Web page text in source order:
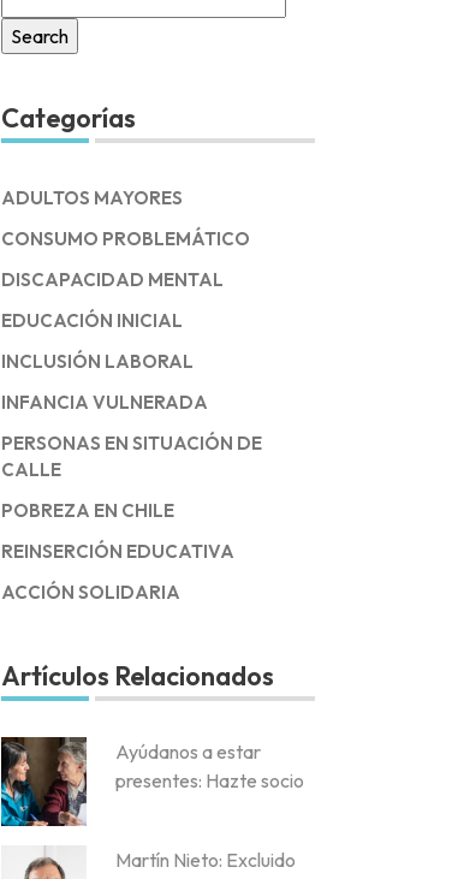
for:
Categorías
ADULTOS MAYORES
CONSUMO PROBLEMÁTICO
DISCAPACIDAD MENTAL
EDUCACIÓN INICIAL
INCLUSIÓN LABORAL
INFANCIA VULNERADA
PERSONAS EN SITUACIÓN DE
CALLE
POBREZA EN CHILE
REINSERCIÓN EDUCATIVA
ACCIÓN SOLIDARIA
Artículos Relacionados
Ayúdanos a estar
presentes: Hazte socio
Martín Nieto: Excluido